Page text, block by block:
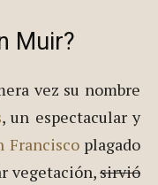
Muir?
vez su nombre
, un espectacular y
Franciscoplagado
vegetación,sirvió